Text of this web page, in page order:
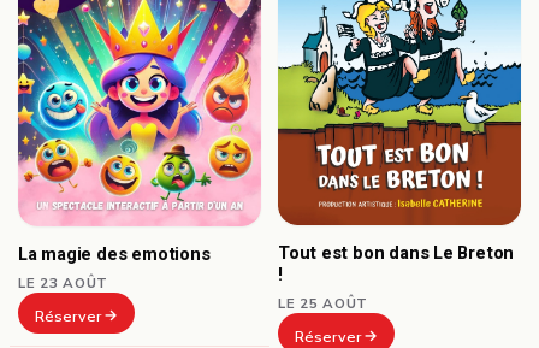
La magie des emotions
LE 23 AOÛT
Réserver
Tout est bon dans Le Breton
!
LE 25 AOÛT
Réserver